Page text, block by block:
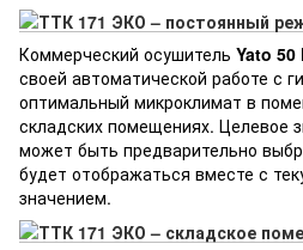
Коммерческий осушитель Yato 50
своей автоматической работе с
оптимальный микроклимат в
складских помещениях. Целевое
может быть предварительно
будет отображаться вместе с
значением.